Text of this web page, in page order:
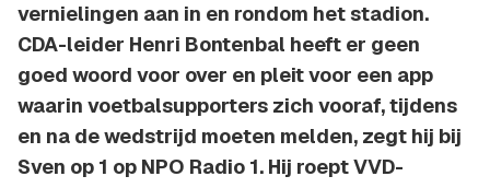
vernielingen aan in en rondom het stadion.
CDA-leider Henri Bontenbal heeft er geen
goed woord voor over en pleit voor een app
waarin voetbalsupporters zich vooraf, tijdens
en na de wedstrijd moeten melden, zegt hij bij
Sven op 1 op NPO Radio 1. Hij roept VVD-